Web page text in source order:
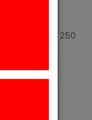
250ml + 250
Group